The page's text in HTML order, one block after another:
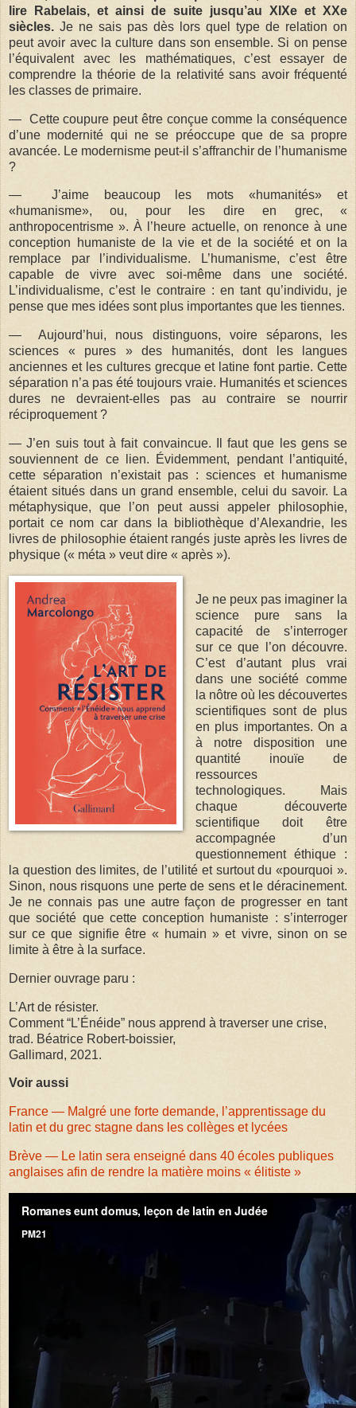
lire Rabelais, et ainsi de suite jusqu’au XIXe et XXe
siècles. Je ne sais pas dès lors quel type de relation on
peut avoir avec la culture dans son ensemble. Si on pense
l’équivalent avec les mathématiques, c’est essayer de
comprendre la théorie de la relativité sans avoir fréquenté
les classes de primaire.
— Cette coupure peut être conçue comme la conséquence
d’une modernité qui ne se préoccupe que de sa propre
avancée. Le modernisme peut-il s’affranchir de l’humanisme
?
— J’aime beaucoup les mots «humanités» et
«humanisme», ou, pour les dire en grec, «
anthropocentrisme ». À l’heure actuelle, on renonce à une
conception humaniste de la vie et de la société et on la
remplace par l’individualisme. L’humanisme, c’est être
capable de vivre avec soi-même dans une société.
L’individualisme, c’est le contraire : en tant qu’individu, je
pense que mes idées sont plus importantes que les tiennes.
— Aujourd’hui, nous distinguons, voire séparons, les
sciences « pures » des humanités, dont les langues
anciennes et les cultures grecque et latine font partie. Cette
séparation n’a pas été toujours vraie. Humanités et sciences
dures ne devraient-elles pas au contraire se nourrir
réciproquement ?
— J’en suis tout à fait convaincue. Il faut que les gens se
souviennent de ce lien. Évidemment, pendant l’antiquité,
cette séparation n’existait pas : sciences et humanisme
étaient situés dans un grand ensemble, celui du savoir. La
métaphysique, que l’on peut aussi appeler philosophie,
portait ce nom car dans la bibliothèque d’Alexandrie, les
livres de philosophie étaient rangés juste après les livres de
physique (« méta » veut dire « après »).
Je ne peux pas imaginer la
science pure sans la
capacité de s’interroger
sur ce que l’on découvre.
C’est d’autant plus vrai
dans une société comme
la nôtre où les découvertes
scientifiques sont de plus
en plus importantes. On a
à notre disposition une
quantité inouïe de
ressources
technologiques. Mais
chaque découverte
scientifique doit être
accompagnée d’un
questionnement éthique :
la question des limites, de l’utilité et surtout du «pourquoi ».
Sinon, nous risquons une perte de sens et le déracinement.
Je ne connais pas une autre façon de progresser en tant
que société que cette conception humaniste : s’interroger
sur ce que signifie être « humain » et vivre, sinon on se
limite à être à la surface.
Dernier ouvrage paru :
L’Art de résister.
Comment “L’Énéide” nous apprend à traverser une crise,
trad. Béatrice Robert-boissier,
Gallimard, 2021.
Voir aussi
France — Malgré une forte demande, l’apprentissage du
latin et du grec stagne dans les collèges et lycées
Brève — Le latin sera enseigné dans 40 écoles publiques
anglaises afin de rendre la matière moins « élitiste »